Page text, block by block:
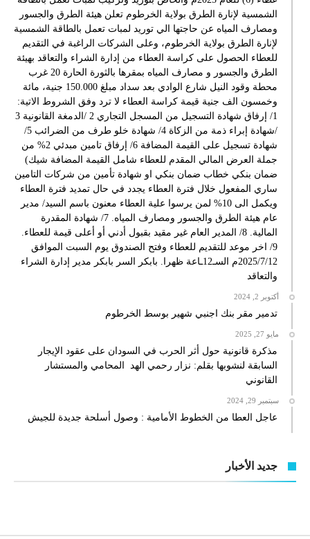
الشمسية لإنارة الطرق بولاية الخرطوم تعلن هيئة الطرق والجسور
ومصارف المياه عن حاجتها الي توريد لمبات تعمل بالطاقة الشمسية
لإنارة الطرق بولاية الخرطوم، وعلى الشركات الراغبة في التقديم
للعطاء الحصول على كراسة العطاء من إدارة الشراء والتعاقد بهيئة
الطرق والجسور و مصارف المياه بمقرها بالثورة الحارة 20 غرب
محطة وقود النيل شارع الوادي بعد سداد مبلغ 150.000 جنية، مائة
وخمسون الف جنية قيمة كراسة العطاء لا ترد وفق الشروط الاتية:
1/ إرفاق شهادة التسجيل من المسجل التجاري 2 /الدمغة القانونية 3
/شهادة إبراء ذمة من الزكاة 4/ شهادة خلو طرف من الضرائب 5/
شهادة تسجيل على القيمة المضافة 6/ إرفاق تامين مبدئي 2% من
جملة العرض المالي المقدم للعطاء شامل القيمة المضافة شيك)
ضمان بنكي خطاب ضمان بنكي او شهادة تأمين من شركات التامين
ساري المفعول خلال فترة العطاء يجدد في حال تمديد فترة العطاء
ويكمل الى 10% لمن يرسوا علية العطاء معنون باسم السيد/ مدير
عام هيئة الطرق والجسور ومصارف المياه. 7/ شهادة المقدرة
المالية. 8/ المدير العام غير مقيد بقبول أدني أو أعلى قيمة للعطاء.
9/ اخر موعد للتقديم للعطاء وفتح الصندوق يوم السبت الموافق
2025/7/12م السـ12ـاعة ظهرا. بابكر السر بابكر مدير إدارة الشراء
والتعاقد
أكتوبر 2, 2024
تدمير مقر بنك اجنبي شهير بوسط الخرطوم
مايو 27, 2025
مذكرة قانونية حول أثر الحرب في السودان على عقود الإيجار
السابقة لنشوبها بقلم: نزار رحمي الهد المحامي والمستشار
القانوني
سبتمبر 29, 2024
عاجل العطا من الخطوط الأمامية : وصول أسلحة جديدة للجيش
جديد الأخبار